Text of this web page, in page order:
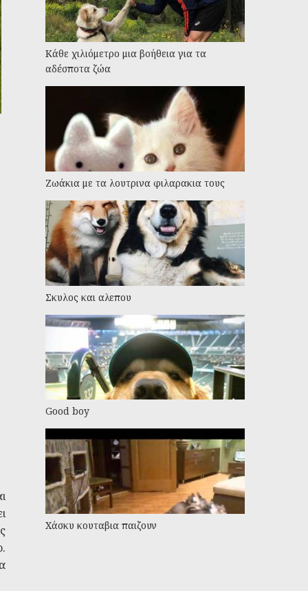
Kάθε χιλιόμετρο μια βοήθεια για τα
αδέσποτα ζώα
Ζωάκια με τα λουτρινα φιλαρακια τους
Σκυλος και αλεπου
Good boy
Χάσκυ κουταβια παιζουν